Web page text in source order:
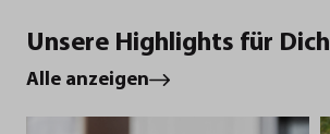
Unsere Highlights für Dich
Alle anzeigen